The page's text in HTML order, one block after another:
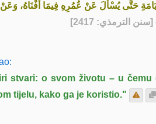
حَتَّى يُسْأَلَ عَنْ عُمُرِهِ فِيمَا أَفْنَاهُ،
الترمذي: 2417]
stvari: o svom životu – u
tijelu, kako ga je koristio."